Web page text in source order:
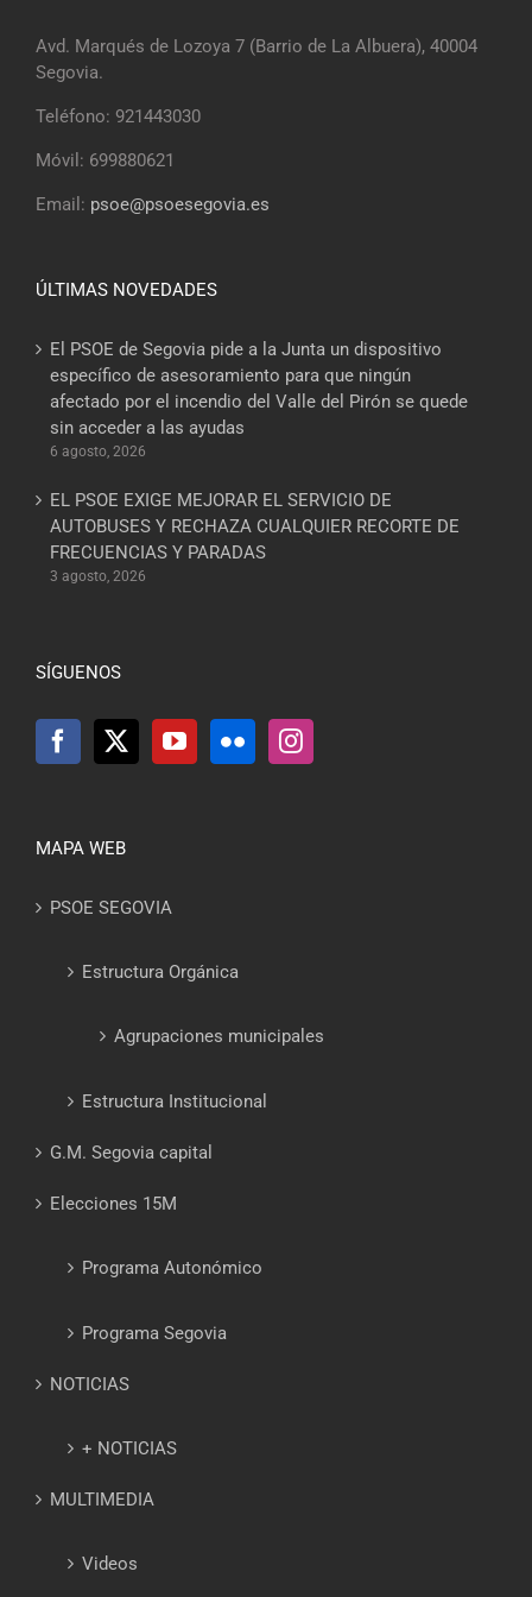
Avd. Marqués de Lozoya 7 (Barrio de La Albuera), 40004
Segovia.
Teléfono: 921443030
Móvil: 699880621
Email: psoe@psoesegovia.es
ÚLTIMAS NOVEDADES
El PSOE de Segovia pide a la Junta un dispositivo
específico de asesoramiento para que ningún
afectado por el incendio del Valle del Pirón se quede
sin acceder a las ayudas
6 agosto, 2026
EL PSOE EXIGE MEJORAR EL SERVICIO DE
AUTOBUSES Y RECHAZA CUALQUIER RECORTE DE
FRECUENCIAS Y PARADAS
3 agosto, 2026
SÍGUENOS
MAPA WEB
PSOE SEGOVIA
Estructura Orgánica
Agrupaciones municipales
Estructura Institucional
G.M. Segovia capital
Elecciones 15M
Programa Autonómico
Programa Segovia
NOTICIAS
+ NOTICIAS
MULTIMEDIA
Videos